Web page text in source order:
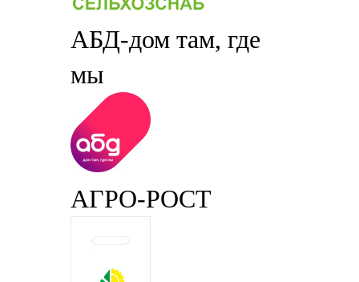
АБД-дом там, где
мы
АГРО-РОСТ